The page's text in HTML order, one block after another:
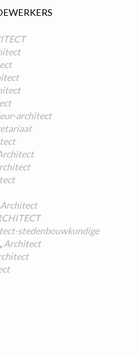
architect
Architect
stedenbouwkundige
Architect